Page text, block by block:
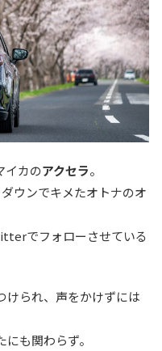
イカのアクセラ。
ウンでキメたオトナのオ
でフォローさせている
けられ、声をかけずには
も関わらず。